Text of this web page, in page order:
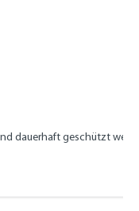
dauerhaft geschützt